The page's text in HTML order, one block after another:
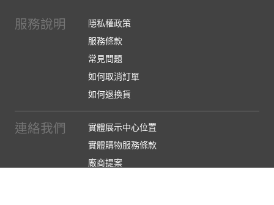
服務說明
隱私權政策
服務條款
常見問題
如何取消訂單
如何退換貨
連絡我們
實體展示中心位置
實體購物服務條款
廠商提案